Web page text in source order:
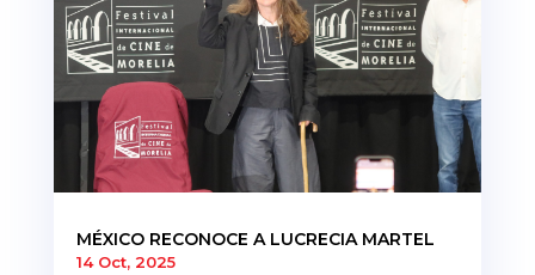
MÉXICO RECONOCE A LUCRECIA MARTEL
14 Oct, 2025